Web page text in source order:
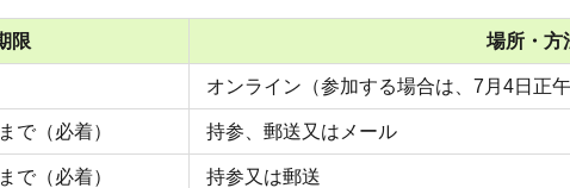
限 場所・方
オンライン（参加する場合は、7月4日正
で（必着） 持参、郵送又はメール
で（必着） 持参又は郵送